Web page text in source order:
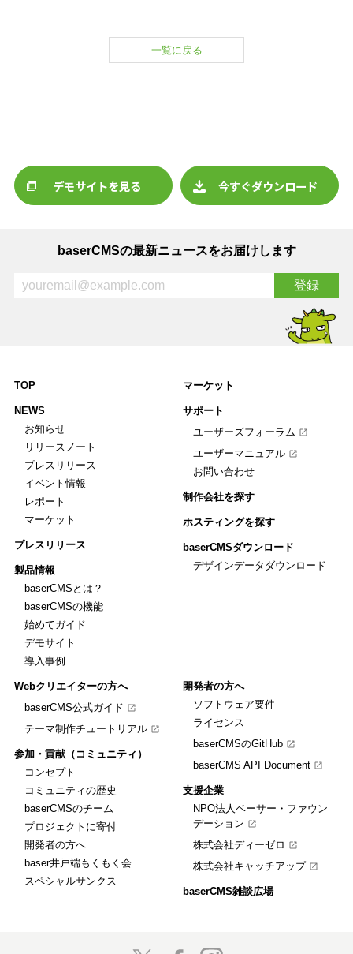
一覧に戻る
デモサイトを見る 今すぐダウンロード
baserCMSの最新ニュースをお届けします
TOP
NEWS
お知らせ
リリースノート
プレスリリース
イベント情報
レポート
マーケット
プレスリリース
製品情報
baserCMSとは？
baserCMSの機能
始めてガイド
デモサイト
導入事例
マーケット
サポート
ユーザーズフォーラム
ユーザーマニュアル
お問い合わせ
制作会社を探す
ホスティングを探す
baserCMSダウンロード
デザインデータダウンロード
Webクリエイターの方へ
baserCMS公式ガイド
テーマ制作チュートリアル
参加・貢献（コミュニティ）
コンセプト
コミュニティの歴史
baserCMSのチーム
プロジェクトに寄付
開発者の方へ
baser井戸端もくもく会
スペシャルサンクス
開発者の方へ
ソフトウェア要件
ライセンス
baserCMSのGitHub
baserCMS API Document
支援企業
NPO法人ベーサー・ファウン
デーション
株式会社ディーゼロ
株式会社キャッチアップ
baserCMS雑談広場